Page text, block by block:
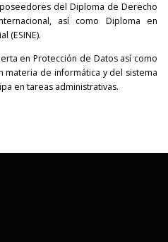
del Diploma de Derecho
así como Diploma en
(ESINE).
en Protección de Datos así como
de informática y del sistema
en tareas administrativas.